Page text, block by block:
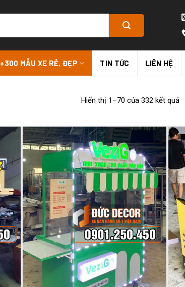
+300 MẪU XE RẺ, ĐẸP TIN TỨC LIÊN HỆ
Hiển thị 1–70 của 332 kết quả